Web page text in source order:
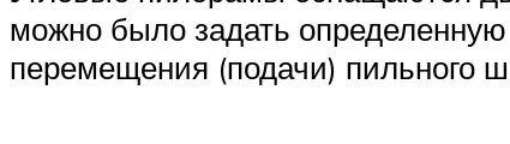
можно было задать определенную
перемещения (подачи) пильного